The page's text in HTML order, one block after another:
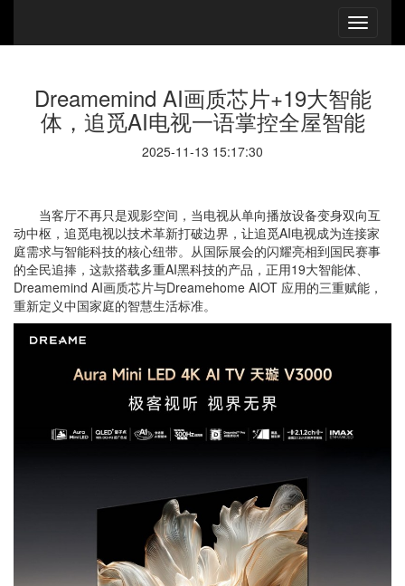
Dreamemind AI画质芯片+19大智能
体，追觅AI电视一语掌控全屋智能
2025-11-13 15:17:30
当客厅不再只是观影空间，当电视从单向播放设备变身双向互
动中枢，追觅电视以技术革新打破边界，让追觅AI电视成为连接家
庭需求与智能科技的核心纽带。从国际展会的闪耀亮相到国民赛事
的全民追捧，这款搭载多重AI黑科技的产品，正用19大智能体、
Dreamemind AI画质芯片与Dreamehome AIOT 应用的三重赋能，
重新定义中国家庭的智慧生活标准。